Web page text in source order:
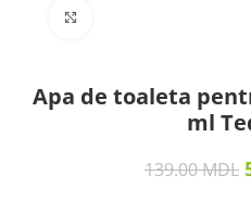
Apa de toaleta
ml
139.00MDL